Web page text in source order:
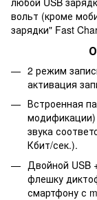
вольт (кроме
зарядки" Fast
2 режим
активация
Встроенная
модификации)
звука
Кбит/сек.).
Двойной USB
флешку
смартфону с